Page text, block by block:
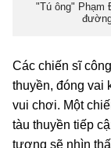
"Tú ông" Phạm
Các chiến sĩ
thuyền, đóng vai
vui chơi. Một
tàu thuyền tiếp
tượng sẽ nhìn